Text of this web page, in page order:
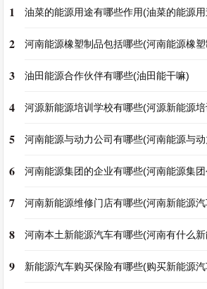
1 油菜的能源用途有哪些作用(油菜的能源
2 河南能源橡塑制品包括哪些(河南能源橡
3 油田能源合作伙伴有哪些(油田能干嘛)
4 河源新能源培训学校有哪些(河源新能源
5 河南能源与动力公司有哪些(河南能源与
6 河南能源集团的企业有哪些(河南能源集
7 河南新能源维修门店有哪些(河南新能源
8 河南本土新能源汽车有哪些(河南有什么
9 新能源汽车购买保险有哪些(购买新能源